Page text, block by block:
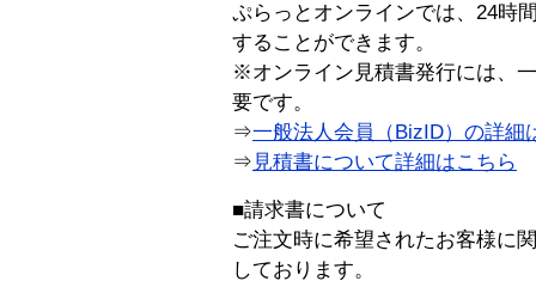
ぷらっとオンラインでは、24時
することができます。
※オンライン見積書発行には、
要です。
⇒一般法人会員（BizID）の詳細
⇒ 見積書について詳細はこちら
■請求書について
ご注文時に希望されたお客様に
しております。